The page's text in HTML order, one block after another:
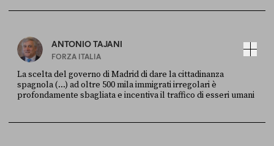
ANTONIO TAJANI
FORZA ITALIA
La scelta del governo di Madrid di dare la cittadinanza
spagnola (...) ad oltre 500 mila immigrati irregolari è
profondamente sbagliata e incentiva il traffico di esseri umani